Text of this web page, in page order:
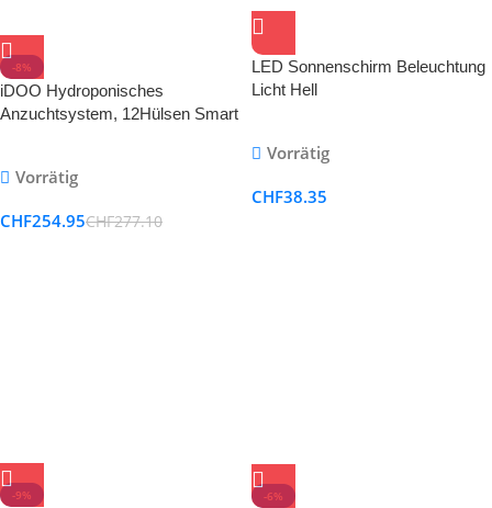
-8%
iDOO Hydroponisches
Anzuchtsystem, 12Hülsen Smart
Vorrätig
CHF254.95CHF277.10
LED Sonnenschirm Beleuchtung
Licht Hell
Garten Party
Vorrätig
CHF38.35
-9% -6%